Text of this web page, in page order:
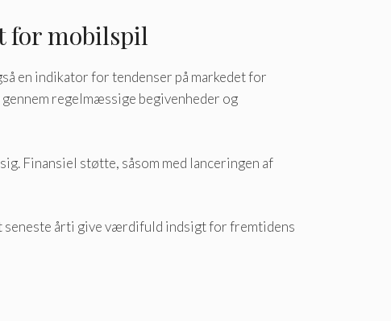
for mobilspil
en indikator for tendenser på markedet for
regelmæssige begivenheder og
Finansiel støtte, såsom med lanceringen af
seneste årti give værdifuld indsigt for fremtidens